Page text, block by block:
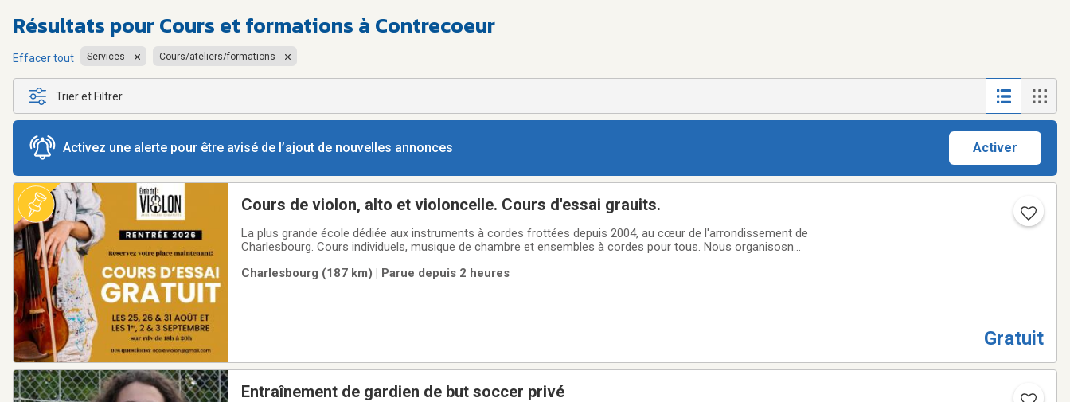
Résultats pourCours et formations à Contrecoeur
Effacer tout Services Cours/ateliers/formations
Trier et Filtrer
Activez une alerte pour être avisé de l’ajout de nouvelles annonces Activer
Cours de violon, alto et violoncelle. Cours d'essai grauits.
La plus grande école dédiée aux instruments à cordes frottées depuis 2004, au cœur de l'arrondissement de
Charlesbourg. Cours individuels, musique de chambre et ensembles à cordes pour tous. Nous organisosn
Charlesbourg (187 km) | Parue depuis 2 heures
Gratuit
Entraînement de gardien de but soccer privé